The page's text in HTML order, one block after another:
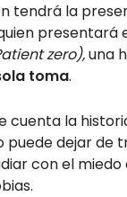
tendrá la
zero),una
toma.
cuenta la
puede dejar de
con el